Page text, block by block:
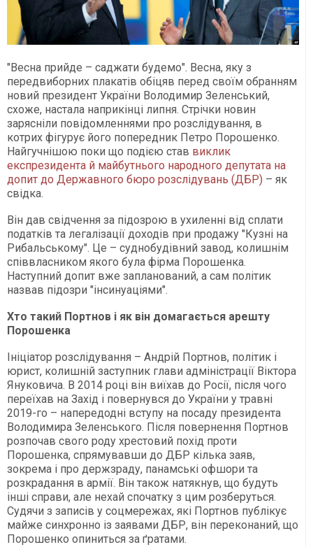
"Весна прийде – саджати будемо". Весна, яку з
передвиборних плакатів обіцяв перед своїм обранням
новий президент України Володимир Зеленський,
схоже, настала наприкінці липня. Стрічки новин
зарясніли повідомленнями про розслідування, в
котрих фігурує його попередник Петро Порошенко.
Найгучнішою поки що подією став виклик
експрезидента й майбутнього народного депутата на
допит до Державного бюро розслідувань (ДБР) – як
свідка.
Він дав свідчення за підозрою в ухиленні від сплати
податків та легалізації доходів при продажу "Кузні на
Рибальському". Це – суднобудівний завод, колишнім
співвласником якого була фірма Порошенка.
Наступний допит вже запланований, а сам політик
назвав підозри "інсинуаціями".
Хто такий Портнов і як він домагається арешту
Порошенка
Ініціатор розслідування – Андрій Портнов, політик і
юрист, колишній заступник глави адміністрації Віктора
Януковича. В 2014 році він виїхав до Росії, після чого
переїхав на Захід і повернувся до України у травні
2019-го – напередодні вступу на посаду президента
Володимира Зеленського. Після повернення Портнов
розпочав свого роду хрестовий похід проти
Порошенка, спрямувавши до ДБР кілька заяв,
зокрема і про держзраду, панамські офшори та
розкрадання в армії. Він також натякнув, що будуть
інші справи, але нехай спочатку з цим розберуться.
Судячи з записів у соцмережах, які Портнов публікує
майже синхронно із заявами ДБР, він переконаний, що
Порошенко опиниться за ґратами.